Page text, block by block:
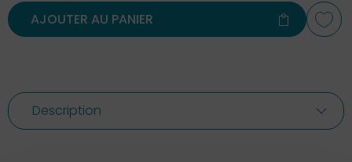
AJOUTER AU PANIER
Description